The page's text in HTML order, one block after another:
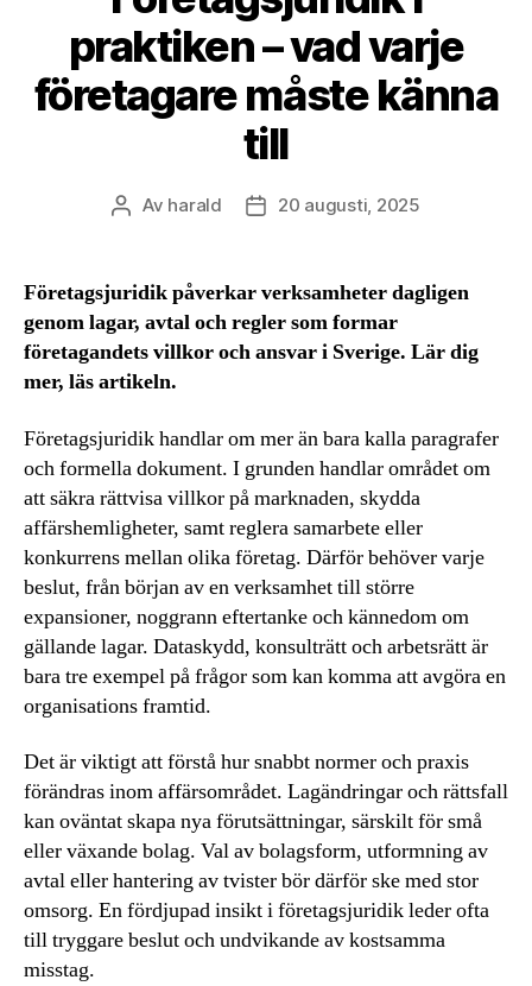
praktiken – vad varje
företagare måste känna
till
Inläggsförfattare
Av harald Inläggsdatum
20 augusti, 2025
Företagsjuridik påverkar verksamheter dagligen
genom lagar, avtal och regler som formar
företagandets villkor och ansvar i Sverige. Lär dig
mer, läs artikeln.
Företagsjuridik handlar om mer än bara kalla paragrafer
och formella dokument. I grunden handlar området om
att säkra rättvisa villkor på marknaden, skydda
affärshemligheter, samt reglera samarbete eller
konkurrens mellan olika företag. Därför behöver varje
beslut, från början av en verksamhet till större
expansioner, noggrann eftertanke och kännedom om
gällande lagar. Dataskydd, konsulträtt och arbetsrätt är
bara tre exempel på frågor som kan komma att avgöra en
organisations framtid.
Det är viktigt att förstå hur snabbt normer och praxis
förändras inom affärsområdet. Lagändringar och rättsfall
kan oväntat skapa nya förutsättningar, särskilt för små
eller växande bolag. Val av bolagsform, utformning av
avtal eller hantering av tvister bör därför ske med stor
omsorg. En fördjupad insikt i företagsjuridik leder ofta
till tryggare beslut och undvikande av kostsamma
misstag.